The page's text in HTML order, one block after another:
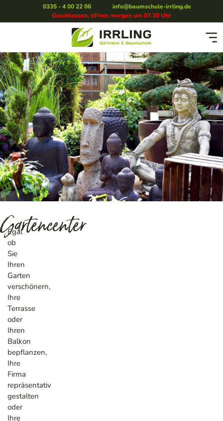
0335 - 4 00 22 06
info@baumschule-irrling.de
Geschlossen, öffnet morgen um 07.30 Uhr
Gartencenter
Egal
ob
Sie
Ihren
Garten
verschönern,
Ihre
Terrasse
oder
Ihren
Balkon
bepflanzen,
Ihre
Firma
repräsentativ
gestalten
oder
Ihre